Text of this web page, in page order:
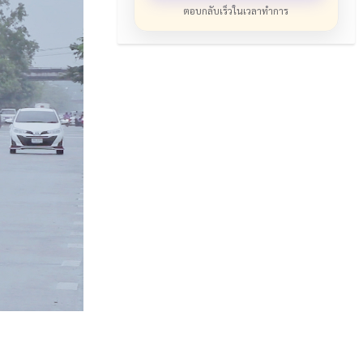
ตอบกลับเร็วในเวลาทำการ